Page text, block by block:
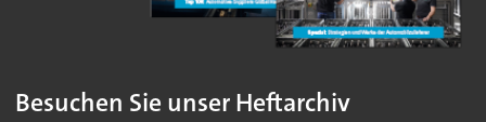
Besuchen Sie unser Heftarchiv